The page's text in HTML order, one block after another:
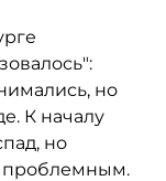
но
К началу
но
проблемным.